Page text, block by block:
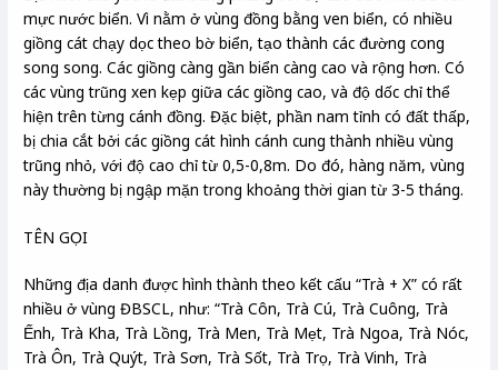
mực nước biển. Vì nằm ở vùng đồng bằng ven biển, có nhiều
giồng cát chạy dọc theo bờ biển, tạo thành các đường cong
song song. Các giồng càng gần biển càng cao và rộng hơn. Có
các vùng trũng xen kẹp giữa các giồng cao, và độ dốc chỉ thể
hiện trên từng cánh đồng. Đặc biệt, phần nam tỉnh có đất thấp,
bị chia cắt bởi các giồng cát hình cánh cung thành nhiều vùng
trũng nhỏ, với độ cao chỉ từ 0,5-0,8m. Do đó, hàng năm, vùng
này thường bị ngập mặn trong khoảng thời gian từ 3-5 tháng.
TÊN GỌI
Những địa danh được hình thành theo kết cấu “Trà + X” có rất
nhiều ở vùng ĐBSCL, như: “Trà Côn, Trà Cú, Trà Cuông, Trà
Ếnh, Trà Kha, Trà Lồng, Trà Men, Trà Mẹt, Trà Ngoa, Trà Nóc,
Trà Ôn, Trà Quýt, Trà Sơn, Trà Sốt, Trà Trọ, Trà Vinh, Trà